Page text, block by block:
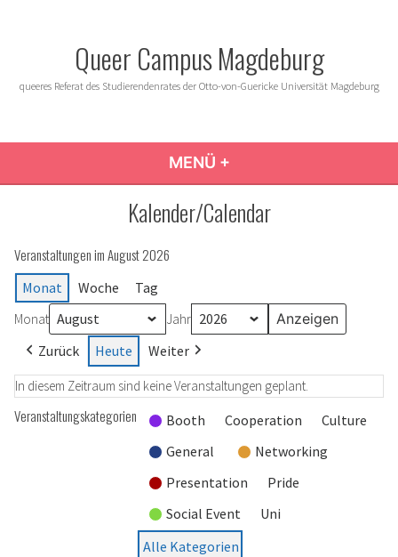
Queer Campus Magdeburg
queeres Referat des Studierendenrates der Otto-von-Guericke Universität Magdeburg
MENÜ +
Kalender/Calendar
Veranstaltungen im August 2026
Monat Woche Tag
Monat Jahr
Zurück Heute Weiter
In diesem Zeitraum sind keine Veranstaltungen geplant.
Veranstaltungskategorien Booth Cooperation
Culture
General
Networking
Presentation
Pride
Social Event
Uni
Alle Kategorien